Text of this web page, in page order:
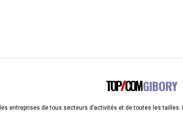
TOP COMGIBORY
entreprises de tous secteurs d’activités et de toutes les